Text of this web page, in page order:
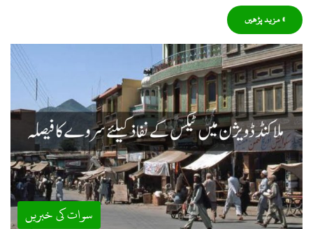
» مزید پڑھیں
سوات کی خبریں